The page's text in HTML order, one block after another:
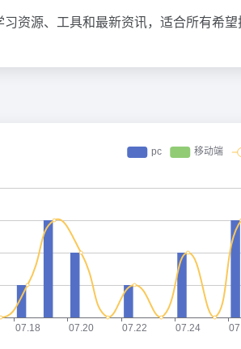
资源、工具和最新资讯，适合所有希望